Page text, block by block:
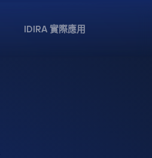
IDIRA 實際應用